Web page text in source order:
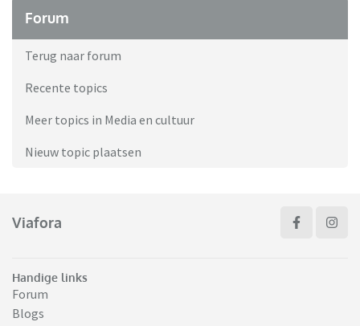
Forum
Terug naar forum
Recente topics
Meer topics in Media en cultuur
Nieuw topic plaatsen
Viafora
Handige links
Forum
Blogs